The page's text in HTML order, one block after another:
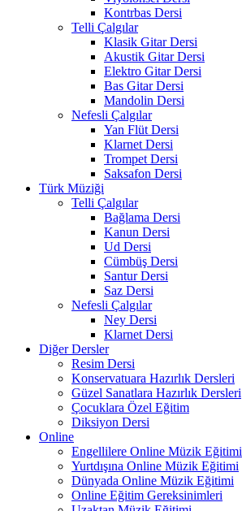
Kontrbas Dersi
Telli Çalgılar
Klasik Gitar Dersi
Akustik Gitar Dersi
Elektro Gitar Dersi
Bas Gitar Dersi
Mandolin Dersi
Nefesli Çalgılar
Yan Flüt Dersi
Klarnet Dersi
Trompet Dersi
Saksafon Dersi
Türk Müziği
Telli Çalgılar
Bağlama Dersi
Kanun Dersi
Ud Dersi
Cümbüş Dersi
Santur Dersi
Saz Dersi
Nefesli Çalgılar
Ney Dersi
Klarnet Dersi
Diğer Dersler
Resim Dersi
Konservatuara Hazırlık Dersleri
Güzel Sanatlara Hazırlık Dersleri
Çocuklara Özel Eğitim
Diksiyon Dersi
Online
Engellilere Online Müzik Eğitimi
Yurtdışına Online Müzik Eğitimi
Dünyada Online Müzik Eğitimi
Online Eğitim Gereksinimleri